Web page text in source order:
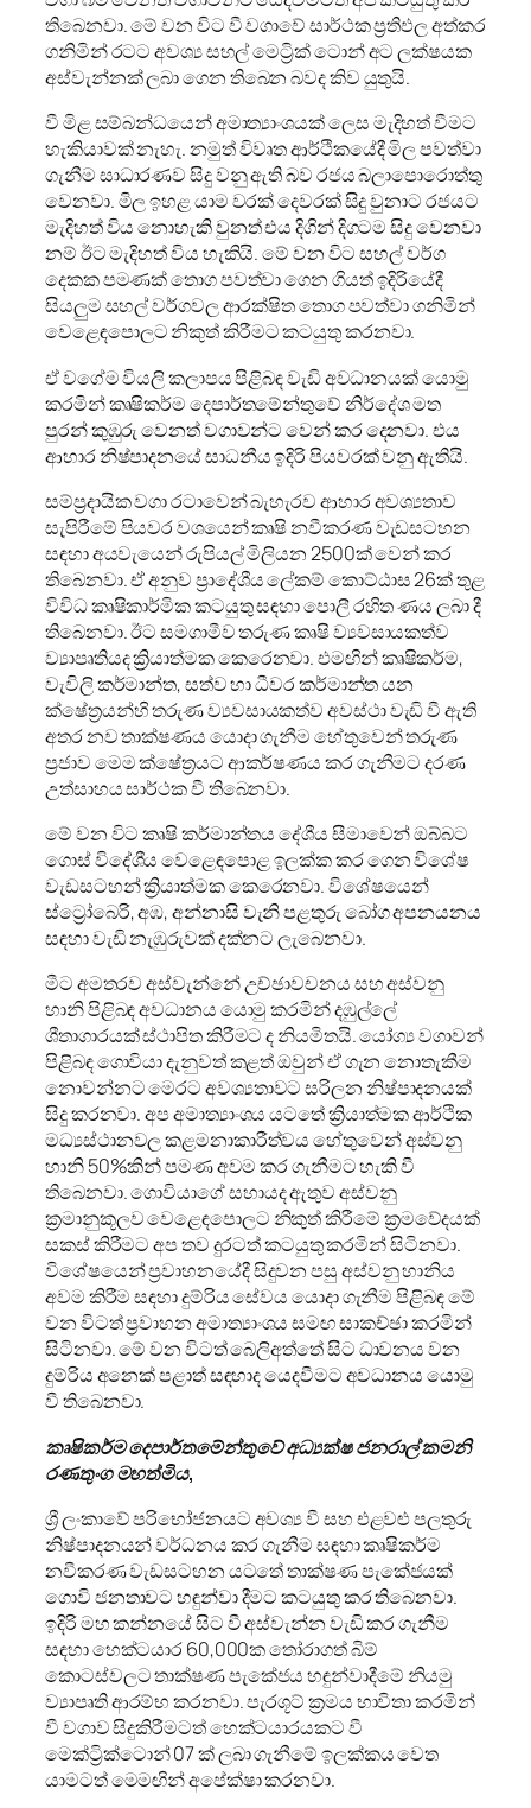
තිබෙනවා. මේ වන විට වී වගාවේ සාර්ථක ප්‍රතිඵල අත්කර
ගනිමින් රටට අවශ්‍ය සහල් මෙට්‍රික් ටොන් අට ලක්ෂයක
අස්වැන්නක් ලබා ගෙන තිබෙන බවද කිව යුතුයි.
වී මිළ සම්බන්ධයෙන් අමාත්‍යාංශයක් ලෙස මැදිහත් වීමට
හැකියාවක් නැහැ. නමුත් විවෘත ආර්ථිකයේදී මිල පවත්වා
‍ගැනීම සාධාරණව සිදු වනු ඇති බව රජය බලාපොරොත්තු
වෙනවා. මිල ඉහළ යාම වරක් දෙවරක් සිදු වුනාට රජයට
මැදිහත් විය නොහැකි වුනත් එය දිගින් දිගටම සිදු වෙනවා
නම් ඊට මැදිහත් විය හැකියි. මේ වන විට සහල් වර්ග
දෙකක පමණක් තොග පවත්වා ගෙන ගියත් ඉදිරියේදී
සියලුම සහල් වර්ගවල ආරක්ෂිත තොග පවත්වා ගනිමින්
වෙළෙඳපොලට නිකුත් කිරීමට කටයුතු කරනවා.
ඒ වගේම වියලි කලාපය පිළිබඳ වැඩි අවධානයක් යොමු
කරමින් කෘෂිකර්ම දෙපාර්තමේන්තුවේ නිර්දේශ මත
පුරන් කුඹුරු වෙනත් වගාවන්ට වෙන් කර දෙනවා. එය
ආහාර නිෂ්පාදනයේ සාධනීය ඉදිරි පියවරක් වනු ඇතියි.
සම්ප්‍රදායික වගා රටාවෙන් බැහැරව ආහාර අවශ්‍යතාව
සැපිරීමේ පියවර වශයෙන් කෘෂි නවීකරණ වැඩසටහන
සඳහා අයවැයෙන් රුපියල් මිලියන 2500ක් වෙන් කර
තිබෙනවා. ඒ අනුව ප්‍රාදේශීය ලේකම් කොට්ඨාස 26ක් තුළ
විවිධ කෘෂිකාර්මික කටයුතු සඳහා පොලී රහිත ණය ලබා දී
තිබෙනවා. ඊට සමගාමීව තරුණ කෘෂි ව්‍යවසායකත්ව
ව්‍යාපෘතියද ක්‍රියාත්මක කෙරෙනවා. එමඟින් කෘෂිකර්ම,
වැවිලි කර්මාන්ත, සත්ව හා ධීවර කර්මාන්ත යන
ක්ෂේත්‍රයන්හි තරුණ ව්‍යවසායකත්ව අවස්ථා වැඩි වී ඇති
අතර නව තාක්ෂණය යොදා ගැනීම හේතුවෙන් තරුණ
ප්‍රජාව මෙම ක්ෂේත්‍රයට ආකර්ෂණය කර ගැනීමට දරණ
උත්සාහය සාර්ථක වී තිබෙනවා.
මේ වන විට කෘෂි කර්මාන්තය දේශීය සීමාවෙන් ඔබ්බට
ගොස් විදේශීය වෙළෙඳපොළ ඉලක්ක කර ගෙන විශේෂ
වැඩසටහන් ක්‍රියාත්මක කෙරෙනවා. විශේෂයෙන්
ස්ට්‍රෝබෙරි, අඹ, අන්නාසි වැනි පළතුරු බෝග අපනයනය
සඳහා වැඩි නැඹුරුවක් දක්නට ලැබෙනවා.
මීට අමතරව අස්වැන්නේ උච්ඡාවචනය සහ අස්වනු
හානි පිළිබඳ අවධානය යොමු කරමින් දඹුල්ලේ
ශීතාගාරයක් ස්ථාපිත කිරීමට ද නියමිතයි. යෝග්‍ය වගාවන්
පිළිබඳ ගොවියා දැනුවත් කළත් ඔවුන් ඒ ගැන නොතැකීම
නොවන්නට මෙරට අවශ්‍යතාවට සරිලන නිෂ්පාදනයක්
සිදු කරනවා. අප අමාත්‍යාංශය යටතේ ක්‍රියාත්මක ආර්ථික
මධ්‍යස්ථානවල කළමනාකාරීත්වය හේතුවෙන් අස්වනු
හානි 50%කින් පමණ අවම කර ගැනීමට හැකි වී
තිබෙනවා. ගොවියාගේ සහායද ඇතුව අස්වනු
ක්‍රමානුකූලව වෙළෙඳපොලට නිකුත් කිරීමේ ක්‍රමවේදයක්
සකස් කිරීමට අප තව දුරටත් කටයුතු කරමින් සිටිනවා.
විශේෂයෙන් ප්‍රවාහනයේදී සිදුවන පසු අස්වනු හානිය
අවම කිරීම සඳහා දුම්රිය සේවය යොදා ගැනීම පිළිබඳ මේ
වන විටත් ප්‍රවාහන අමාත්‍යාංශය සමඟ සාකච්ඡා කරමින්
සිටිනවා. මේ වන විටත් බෙලිඅත්තේ සිට ධාවනය වන
දුම්රිය අනෙක් පළාත් සඳහාද යෙදවීමට අවධානය යොමු
වී තිබෙනවා.
කෘෂිකර්ම දෙපාර්තමේන්තුවේ අධ්‍යක්ෂ ජනරාල් කමනි
රණතුංග මහත්මිය,
ශ්‍රී ලංකාවේ පරිභෝජනයට අවශ්‍ය වී සහ එළවළු පලතුරු
නිෂ්පාදනයන් වර්ධනය කර ගැනීම සඳහා කෘෂිකර්ම
නවීකරණ වැඩසටහන යටතේ තාක්ෂණ පැකේජයක්
ගොවි ජනතාවට හඳුන්වා දීමට කටයුතු කර තිබෙනවා.
ඉදිරි මහ කන්නයේ සිට වී අස්වැන්න වැඩි කර ගැනීම
සඳහා හෙක්ටයාර 60,000ක තෝරාගත් බිම්
කොටස්වලට තාක්ෂණ පැකේජය හඳුන්වාදීමේ නියමු
ව්‍යාපෘති ආරම්භ කරනවා. පැරශූට් ක්‍රමය භාවිතා කරමින්
වී වගාව සිදුකිරීමටත් හෙක්ටයාරයකට වී
මෙක්ට්‍රික්ටොන් 07 ක් ලබා ගැනීමේ ඉලක්කය වෙත
යාමටත් මෙමඟින් අපේක්ෂා කරනවා.